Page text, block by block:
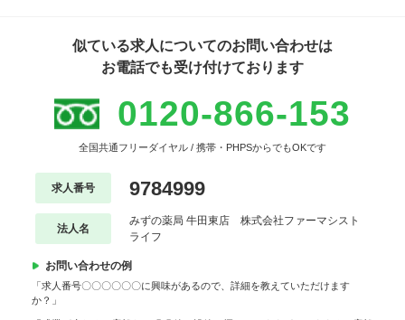
似ている求人についてのお問い合わせは
お電話でも受け付けております
0120-866-153
全国共通フリーダイヤル / 携帯・PHPSからでもOKです
求人番号 9784999
法人名
みずの薬局 牛田東店 株式会社ファーマシスト
ライフ
お問い合わせの例
「求人番号〇〇〇〇〇〇に興味があるので、詳細を教えていただけます
か？」